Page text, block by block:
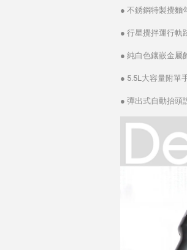
● 不銹鋼特製攪麵
● 行星攪拌運行軌
● 純白色鑲嵌金屬
● 5.5L大容量附單
● 彈出式自動抬頭